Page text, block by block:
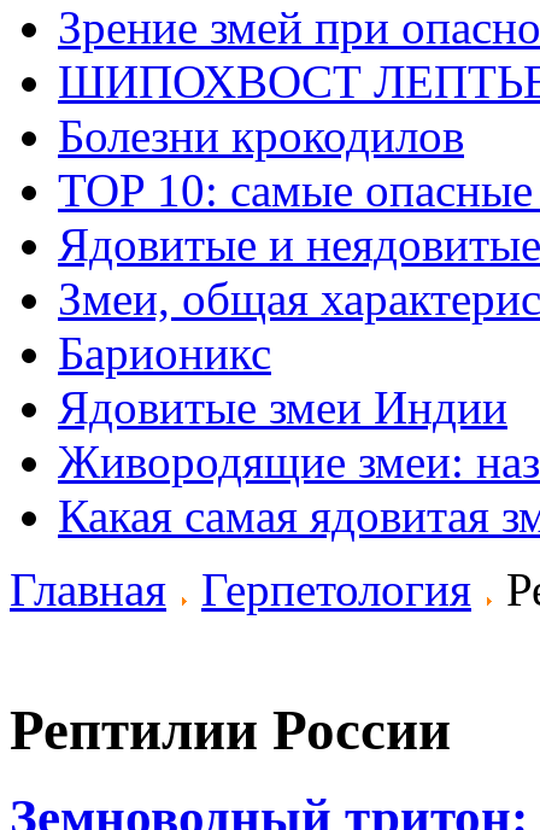
Зрение змей при
ШИПОХВОСТ
Болезни крокодилов
TOP 10: самые
Ядовитые и
Змеи, общая
Барионикс
Ядовитые змеи Индии
Живородящие змеи:
Какая самая ядовитая
Главная
Герпетология
Рептилии России
Земноводный